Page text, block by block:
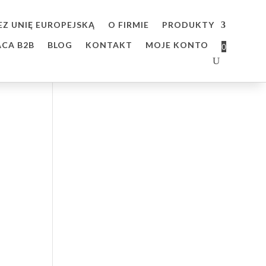
O FIRMIE
PRODUKTY
B2B
BLOG KONTAKT MOJE KONTO 0